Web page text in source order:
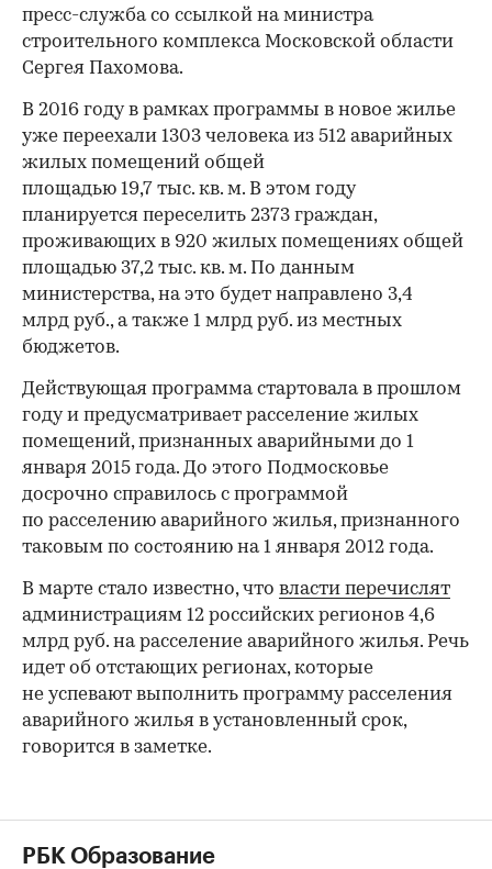
пресс-служба со ссылкой на министра
строительного комплекса Московской области
Сергея Пахомова.
В 2016 году в рамках программы в новое жилье
уже переехали 1303 человека из 512 аварийных
жилых помещений общей
площадью 19,7 тыс. кв. м. В этом году
планируется переселить 2373 граждан,
проживающих в 920 жилых помещениях общей
площадью 37,2 тыс. кв. м. По данным
министерства, на это будет направлено 3,4
млрд руб., а также 1 млрд руб. из местных
бюджетов.
Действующая программа стартовала в прошлом
году и предусматривает расселение жилых
помещений, признанных аварийными до 1
января 2015 года. До этого Подмосковье
досрочно справилось с программой
по расселению аварийного жилья, признанного
таковым по состоянию на 1 января 2012 года.
В марте стало известно, что власти перечислят
администрациям 12 российских регионов 4,6
млрд руб. на расселение аварийного жилья. Речь
идет об отстающих регионах, которые
не успевают выполнить программу расселения
аварийного жилья в установленный срок,
говорится в заметке.
РБК Образование